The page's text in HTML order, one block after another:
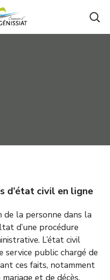
d’état civil en ligne
de la personne dans la
d’une procédure
L’état civil
service public chargé de
ces faits, notamment
et de décès.